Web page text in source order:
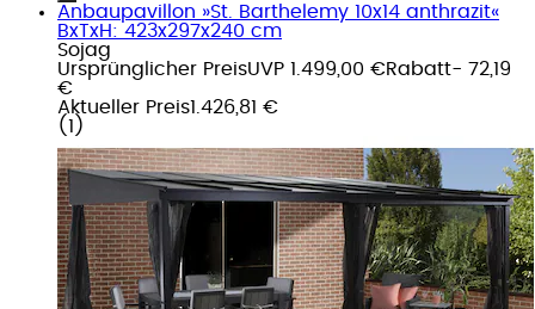
Anbaupavillon »St. Barthelemy 10x14 anthrazit«
BxTxH: 423x297x240 cm
Sojag
Ursprünglicher PreisUVP 1.499,00 €Rabatt- 72,19
€
Aktueller Preis1.426,81 €
( 1 )